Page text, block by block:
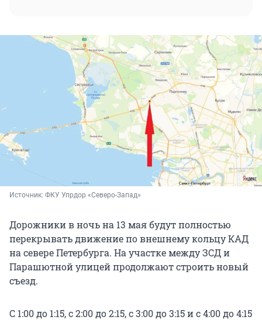
Источник: ФКУ Упрдор «Северо-Запад»
Дорожники в ночь на 13 мая будут полностью
перекрывать движение по внешнему кольцу КАД
на севере Петербурга. На участке между ЗСД и
Парашютной улицей продолжают строить новый
съезд.
С 1:00 до 1:15, с 2:00 до 2:15, с 3:00 до 3:15 и с 4:00 до 4:15